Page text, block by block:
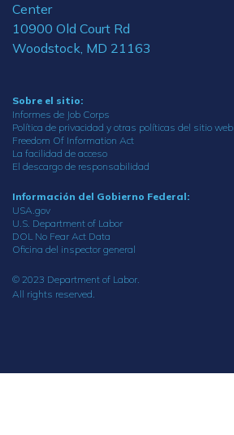
Center
10900 Old Court Rd
Woodstock, MD 21163
Sobre el sitio:
Informes de Job Corps
Política de privacidad y otras políticas del sitio web
Freedom Of Information Act
La facilidad de acceso
El descargo de responsabilidad
Información del Gobierno Federal:
USA.gov
U.S. Department of Labor
DOL No Fear Act Data
Oficina del inspector general
© 2023 Department of Labor.
All rights reserved.